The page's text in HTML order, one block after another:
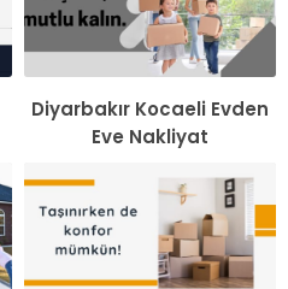
Diyarbakır Kocaeli Evden
Eve Nakliyat